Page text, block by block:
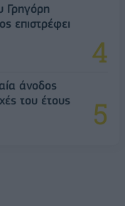
Γρηγόρη
επιστρέφει
άνοδος
του έτους